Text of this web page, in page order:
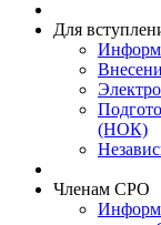
Для
(НОК)
Членам СРО